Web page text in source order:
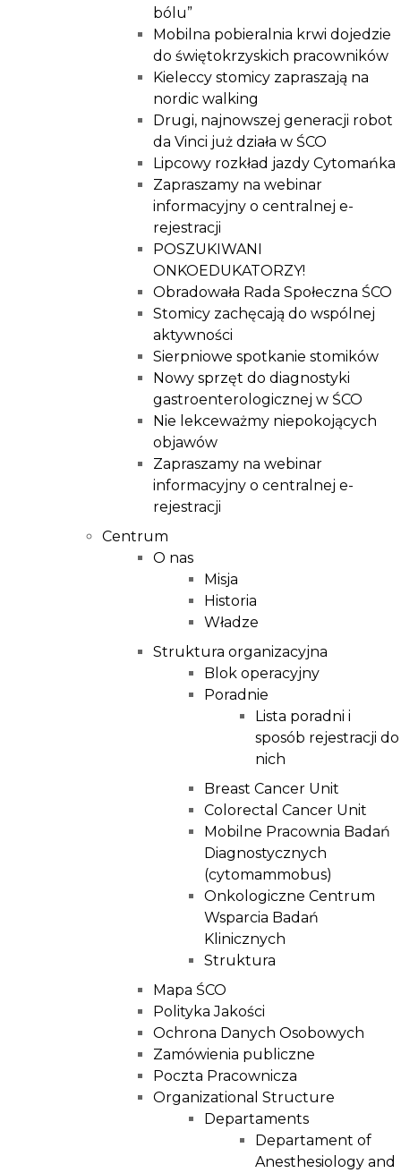
bólu”
Mobilna pobieralnia krwi dojedzie
do świętokrzyskich pracowników
Kieleccy stomicy zapraszają na
nordic walking
Drugi, najnowszej generacji robot
da Vinci już działa w ŚCO
Lipcowy rozkład jazdy Cytomańka
Zapraszamy na webinar
informacyjny o centralnej e-
rejestracji
POSZUKIWANI
ONKOEDUKATORZY!
Obradowała Rada Społeczna ŚCO
Stomicy zachęcają do wspólnej
aktywności
Sierpniowe spotkanie stomików
Nowy sprzęt do diagnostyki
gastroenterologicznej w ŚCO
Nie lekceważmy niepokojących
objawów
Zapraszamy na webinar
informacyjny o centralnej e-
rejestracji
Centrum
O nas
Misja
Historia
Władze
Struktura organizacyjna
Blok operacyjny
Poradnie
Lista poradni i
sposób rejestracji do
nich
Breast Cancer Unit
Colorectal Cancer Unit
Mobilne Pracownia Badań
Diagnostycznych
(cytomammobus)
Onkologiczne Centrum
Wsparcia Badań
Klinicznych
Struktura
Mapa ŚCO
Polityka Jakości
Ochrona Danych Osobowych
Zamówienia publiczne
Poczta Pracownicza
Organizational Structure
Departaments
Departament of
Anesthesiology and